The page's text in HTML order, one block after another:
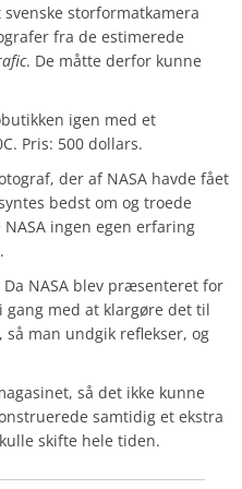
storformatkamera
fra de estimerede
. De måtte derfor kunne
igen med et
Pris: 500 dollars.
der af NASA havde fået
bedst om og troede
ingen egen erfaring
NASA blev præsenteret for
gang med at klargøre det til
man undgik reflekser, og
så det ikke kunne
samtidig et ekstra
skifte hele tiden.